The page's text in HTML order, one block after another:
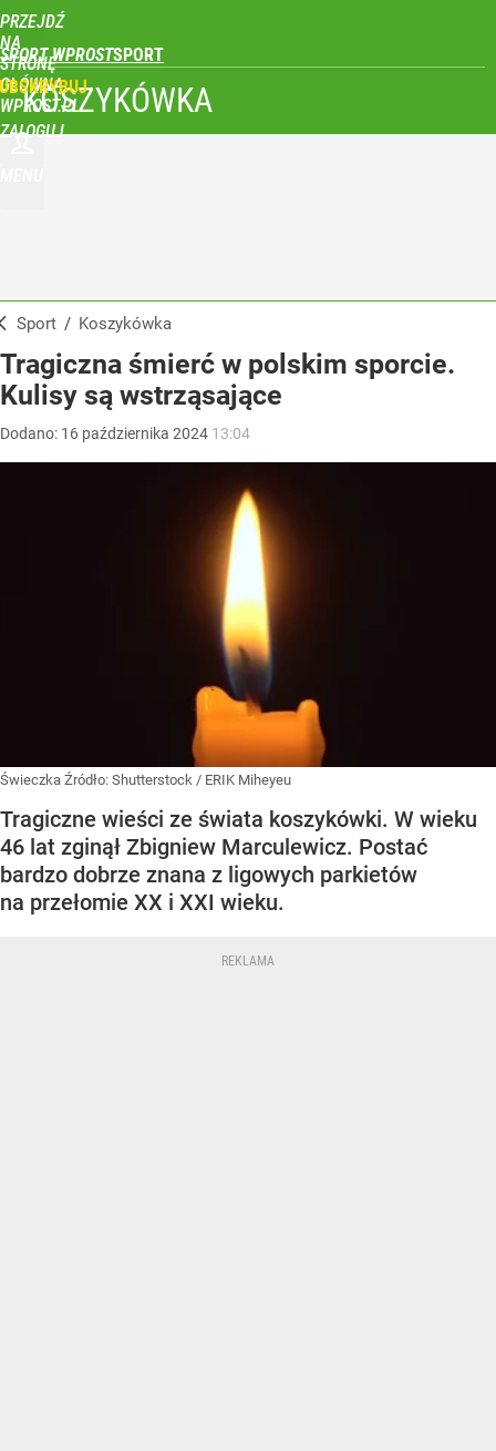
PRZEJDŹ
NA
STRONĘ
GŁÓWNĄ
WPROST.PL
SPORT WPROST
ZALOGUJ
KOSZYKÓWKA
Sport / Koszykówka
Tragiczna śmierć w polskim sporcie.
Kulisy są wstrząsające
Dodano: 16 października 2024 13:04
Świeczka Źródło: Shutterstock / ERIK Miheyeu
Tragiczne wieści ze świata koszykówki. W wieku
46 lat zginął Zbigniew Marculewicz. Postać
bardzo dobrze znana z ligowych parkietów
na przełomie XX i XXI wieku.